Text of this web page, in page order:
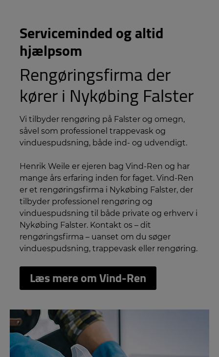
Serviceminded og altid
hjælpsom
Rengøringsfirma der
kører i Nykøbing Falster
Vi tilbyder rengøring på Falster og omegn,
såvel som professionel trappevask og
vinduespudsning, både ind- og udvendigt.
Henrik Weile er ejeren bag Vind-Ren og har
mange års erfaring inden for faget. Vind-Ren
er et rengøringsfirma i Nykøbing Falster, der
tilbyder professionel rengøring og
vinduespudsning til både private og erhverv i
Nykøbing Falster. Kontakt os – dit
rengøringsfirma – uanset om du søger
vinduespudsning, trappevask eller rengøring.
Læs mere om Vind-Ren